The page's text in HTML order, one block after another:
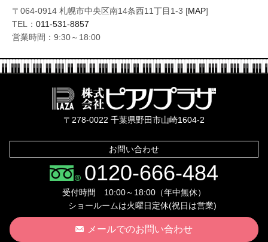
〒064-0914 札幌市中央区南14条西11丁目1-3 [MAP]
TEL： 011-531-8857
営業時間：9:30～18:00
〒278-0022 千葉県野田市山崎1604-2
お問い合わせ
0120-666-484
受付時間 10:00～18:00（年中無休）
ショールームは火曜日定休(祝日は営業)
メールでのお問い合わせ